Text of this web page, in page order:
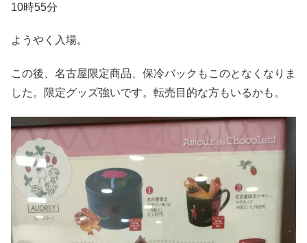
10時55分
ようやく入場。
この後、名古屋限定商品、保冷バックもこのとなくなりま
した。限定グッズ強いです。転売目的な方もいるかも。